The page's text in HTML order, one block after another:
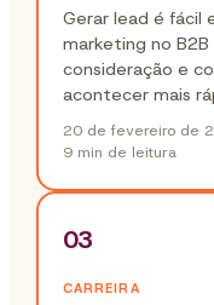
Gerar lead é fácil
marketing no
consideração e
acontecer mais
20 de fevereiro de
9 min de leitura
03
CARREIRA